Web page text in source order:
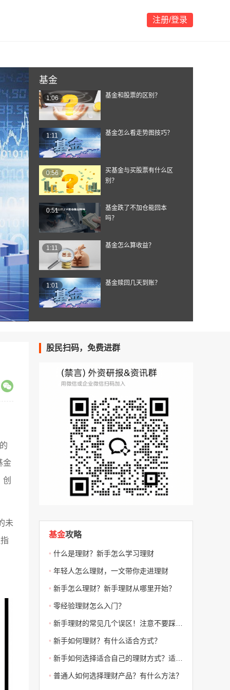
注册/登录
基金
1:06 基金和股票的区别？
1:11 基金怎么看走势图技巧？
0:56
买基金与买股票有什么区
别？
0:51
基金跌了不加仓能回本
吗？
1:11 基金怎么算收益？
1:01 基金赎回几天到账？
金
未
股民扫码，免费进群
基金攻略
• 什么是理财？新手怎么学习理财
• 年轻人怎么理财，一文带你走进理财
• 新手怎么理财？新手理财从哪里开始？
• 零经验理财怎么入门？
• 新手理财的常见几个误区！注意不要踩雷！
• 新手如何理财？有什么适合方式？
• 新手如何选择适合自己的理财方式？适合哪些？
• 普通人如何选择理财产品？有什么方法？